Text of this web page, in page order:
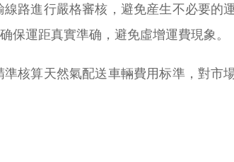
路進行嚴格審核，避免産生不必要的
保運距真實準确，避免虛增運費現象。
核算天然氣配送車輛費用标準，對市